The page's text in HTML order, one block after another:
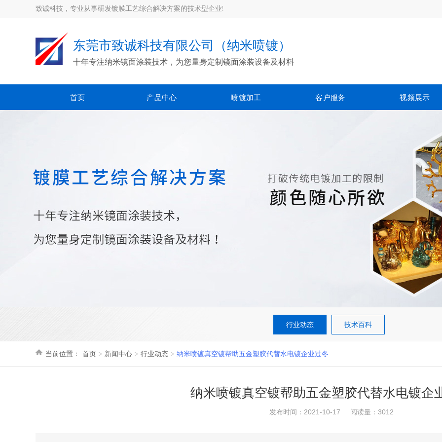
致诚科技，专业从事研发镀膜工艺综合解决方案的技术型企业!
东莞市致诚科技有限公司 （纳米喷镀）
十年专注纳米镜面涂装技术，为您量身定制镜面涂装设备及材料
首页 产品中心 喷镀加工 客户服务 视频展示
行业动态 技术百科
当前位置： 首页 新闻中心 行业动态 纳米喷镀真空镀帮助五金塑胶代替水电镀企业过冬
纳米喷镀真空镀帮助五金塑胶代替水电镀企
发布时间：2021-10-17 阅读量：3012